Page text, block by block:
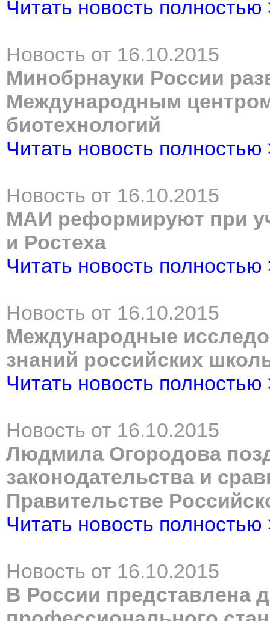
Читать новость полностью
Новость от 16.10.2015
Минобрнауки России
Международным
биотехнологий
Читать новость полностью
Новость от 16.10.2015
МАИ реформируют при
и Ростеха
Читать новость полностью
Новость от 16.10.2015
Международные
знаний российских
Читать новость полностью
Новость от 16.10.2015
Людмила Огородова
законодательства и
Правительстве
Читать новость полностью
Новость от 16.10.2015
В России представлена